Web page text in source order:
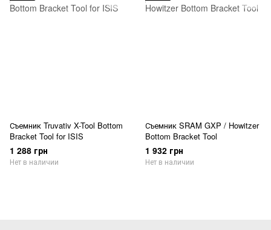
Съемник Truvativ X-Tool Bottom
Bracket Tool for ISIS
1 288 грн
Нет в наличии
Съемник SRAM GXP / Howitzer
Bottom Bracket Tool
1 932 грн
Нет в наличии